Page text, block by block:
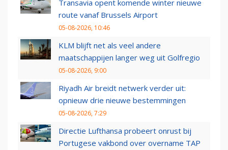
Transavia opent komende winter nieuwe
route vanaf Brussels Airport
05-08-2026, 10:46
KLM blijft net als veel andere
maatschappijen langer weg uit Golfregio
05-08-2026, 9:00
Riyadh Air breidt netwerk verder uit:
opnieuw drie nieuwe bestemmingen
05-08-2026, 7:29
Directie Lufthansa probeert onrust bij
Portugese vakbond over overname TAP